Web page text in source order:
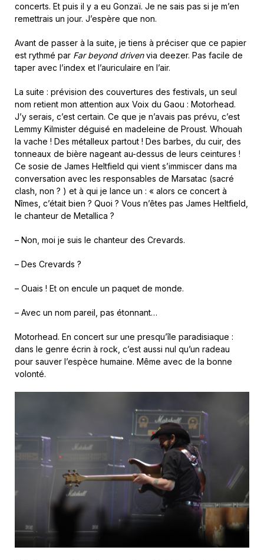
concerts. Et puis il y a eu Gonzaï. Je ne sais pas si je m’en
remettrais un jour. J’espère que non.
Avant de passer à la suite, je tiens à préciser que ce papier
est rythmé par Far beyond drivenvia deezer. Pas facile de
taper avec l’index et l’auriculaire en l’air.
La suite : prévision des couvertures des festivals, un seul
nom retient mon attention aux Voix du Gaou : Motorhead.
J’y serais, c’est certain. Ce que je n’avais pas prévu, c’est
Lemmy Kilmister déguisé en madeleine de Proust. Whouah
la vache ! Des métalleux partout ! Des barbes, du cuir, des
tonneaux de bière nageant au-dessus de leurs ceintures !
Ce sosie de James Heltfield qui vient s’immiscer dans ma
conversation avec les responsables de Marsatac (sacré
clash, non ? ) et à qui je lance un : « alors ce concert à
Nîmes, c’était bien ? Quoi ? Vous n’êtes pas James Heltfield,
le chanteur de Metallica ?
– Non, moi je suis le chanteur des Crevards.
– Des Crevards ?
– Ouais ! Et on encule un paquet de monde.
– Avec un nom pareil, pas étonnant…
Motorhead. En concert sur une presqu’île paradisiaque :
dans le genre écrin à rock, c’est aussi nul qu’un radeau
pour sauver l’espèce humaine. Même avec de la bonne
volonté.